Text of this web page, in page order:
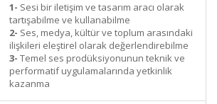
1- Sesi bir iletişim ve tasarım aracı olarak
tartışabilme ve kullanabilme
2- Ses, medya, kültür ve toplum arasındaki
ilişkileri eleştirel olarak değerlendirebilme
3- Temel ses prodüksiyonunun teknik ve
performatif uygulamalarında yetkinlik
kazanma